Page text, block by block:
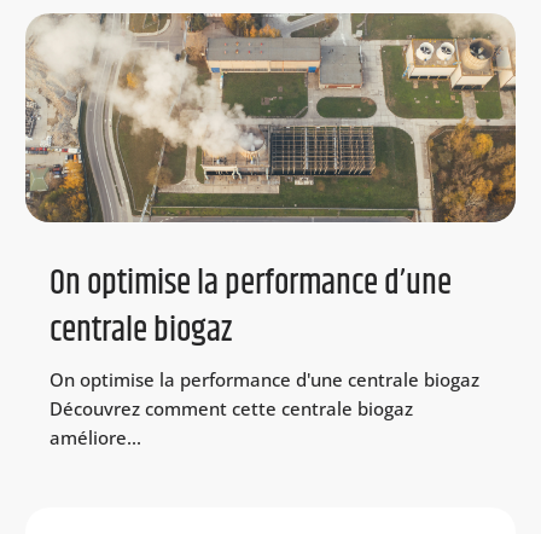
On optimise la performance d’une
centrale biogaz
On optimise la performance d'une centrale biogaz
Découvrez comment cette centrale biogaz
améliore...